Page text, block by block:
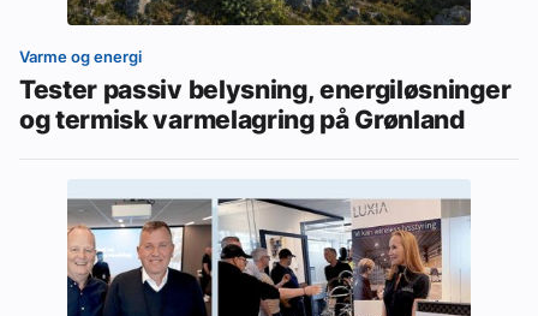
Varme og energi
Tester passiv belysning, energiløsninger
og termisk varmelagring på Grønland